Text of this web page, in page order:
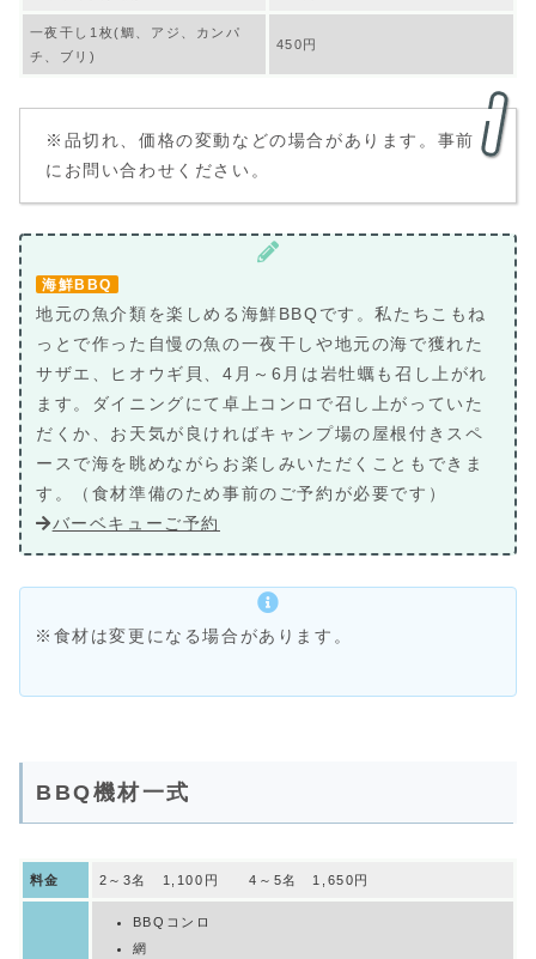
一夜干し1枚(鯛、アジ、カンパ
チ、ブリ)
450円
※品切れ、価格の変動などの場合があります。事前
にお問い合わせください。
海鮮BBQ
地元の魚介類を楽しめる海鮮BBQです。私たちこもね
っとで作った自慢の魚の一夜干しや地元の海で獲れた
サザエ、ヒオウギ貝、4月～6月は岩牡蠣も召し上がれ
ます。ダイニングにて卓上コンロで召し上がっていた
だくか、お天気が良ければキャンプ場の屋根付きスペ
ースで海を眺めながらお楽しみいただくこともできま
す。（食材準備のため事前のご予約が必要です）
バーベキューご予約
※食材は変更になる場合があります。
BBQ機材一式
料金 2～3名 1,100円 4～5名 1,650円
BBQコンロ
網